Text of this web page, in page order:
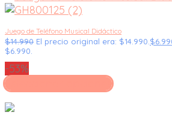
Juego de Teléfono Musical Didáctico
$14.990 El precio original era: $14.990. $
$6.990.
-53%
Seleccionar opciones